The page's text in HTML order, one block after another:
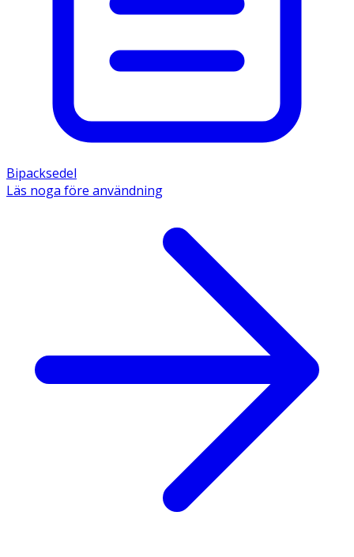
Bipacksedel
Läs noga före användning